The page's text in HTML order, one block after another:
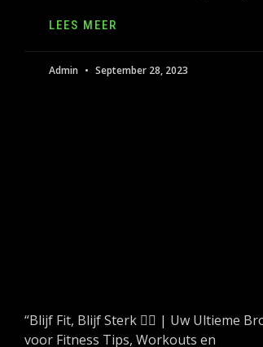
LEES MEER
Admin September 28, 2023
“Blijf Fit, Blijf Sterk 🏋️‍♂️ | Uw Ultieme
voor Fitness Tips, Workouts en